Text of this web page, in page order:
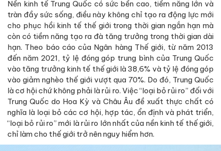
Nền kinh tế Trung Quốc có sức bền cao, tiềm năng lớn và
tràn đầy sức sống, điều này không chỉ tạo ra động lực mới
cho phục hồi kinh tế thế giới trong thời gian ngắn hạn mà
còn có tiềm năng tạo ra đà tăng trưởng trong thời gian dài
hạn. Theo báo cáo của Ngân hàng Thế giới, từ năm 2013
đến năm 2021, tỷ lệ đóng góp trung bình của Trung Quốc
vào tăng trưởng kinh tế thế giới là 38,6% và tỷ lệ đóng góp
vào giảm nghèo thế giới vượt qua 70%. Do đó, Trung Quốc
là cơ hội chứ không phải là rủi ro. Việc “loại bỏ rủi ro” đối với
Trung Quốc do Hoa Kỳ và Châu Âu đề xuất thực chất có
nghĩa là loại bỏ các cơ hội, hợp tác, ổn định và phát triển,
“loại bỏ rủi ro” mới là rủi ro lớn nhất của nền kinh tế thế giới,
chỉ làm cho thế giới trở nên nguy hiểm hơn.